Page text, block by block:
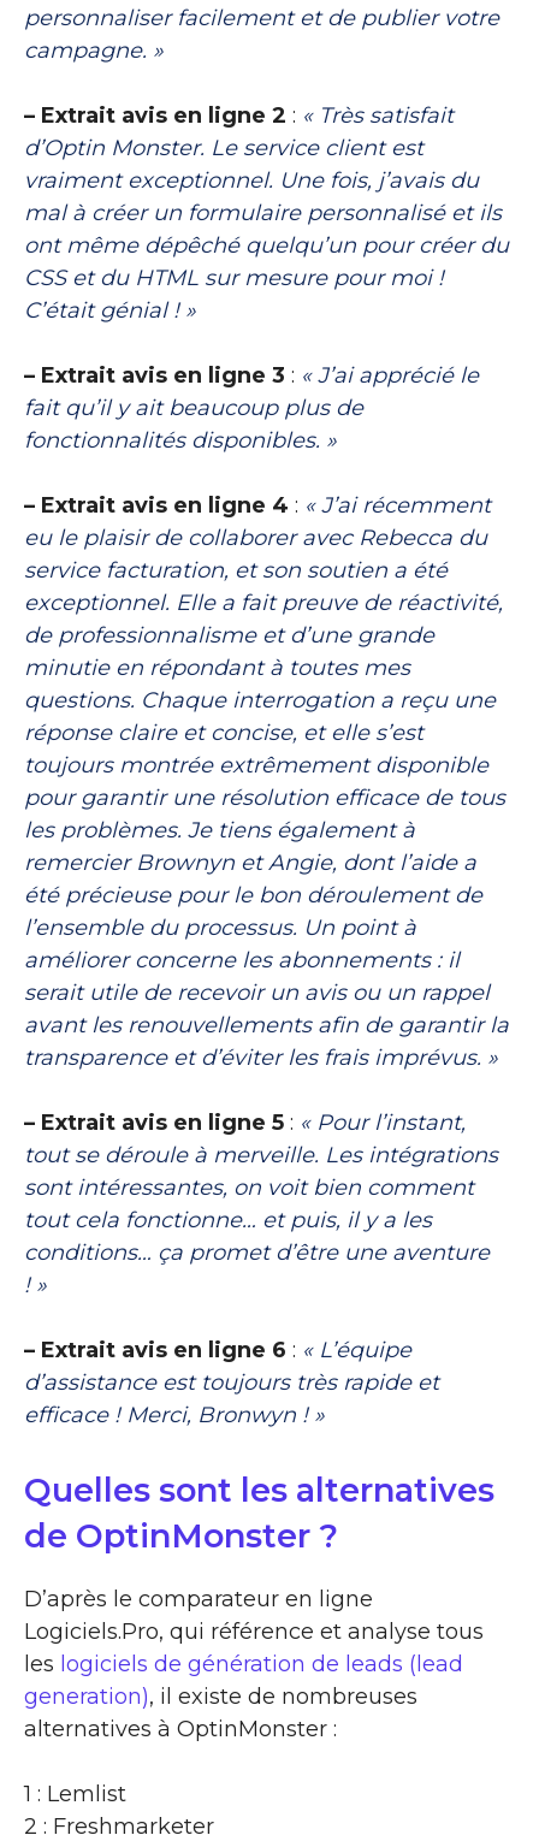
personnaliser facilement et de publier votre
campagne. »
– Extrait avis en ligne 2 : « Très satisfait
d’Optin Monster. Le service client est
vraiment exceptionnel. Une fois, j’avais du
mal à créer un formulaire personnalisé et ils
ont même dépêché quelqu’un pour créer du
CSS et du HTML sur mesure pour moi !
C’était génial ! »
– Extrait avis en ligne 3 : « J’ai apprécié le
fait qu’il y ait beaucoup plus de
fonctionnalités disponibles. »
– Extrait avis en ligne 4 : « J’ai récemment
eu le plaisir de collaborer avec Rebecca du
service facturation, et son soutien a été
exceptionnel. Elle a fait preuve de réactivité,
de professionnalisme et d’une grande
minutie en répondant à toutes mes
questions. Chaque interrogation a reçu une
réponse claire et concise, et elle s’est
toujours montrée extrêmement disponible
pour garantir une résolution efficace de tous
les problèmes. Je tiens également à
remercier Brownyn et Angie, dont l’aide a
été précieuse pour le bon déroulement de
l’ensemble du processus. Un point à
améliorer concerne les abonnements : il
serait utile de recevoir un avis ou un rappel
avant les renouvellements afin de garantir la
transparence et d’éviter les frais imprévus. »
– Extrait avis en ligne 5 : « Pour l’instant,
tout se déroule à merveille. Les intégrations
sont intéressantes, on voit bien comment
tout cela fonctionne… et puis, il y a les
conditions… ça promet d’être une aventure
! »
– Extrait avis en ligne 6 : « L’équipe
d’assistance est toujours très rapide et
efficace ! Merci, Bronwyn ! »
Quelles sont les alternatives
de OptinMonster ?
D’après le comparateur en ligne
Logiciels.Pro, qui référence et analyse tous
les logiciels de génération de leads (lead
generation), il existe de nombreuses
alternatives à OptinMonster :
1 : Lemlist
2 : Freshmarketer